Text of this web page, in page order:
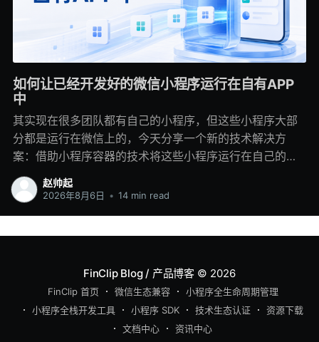
如何让已经开发好的微信小程序运行在自有APP
中
其实现在很多团队都有自己的小程序，但这些小程序大部
分都是运行在微信上的，今天分享一个新的技术解决方
案：借助小程序容器的技术将这些小程序运行在自己的
APP里。 特别是商城、预约、会员中心、业务查询，这些
服务可能已经在微信里跑了几年，页面和接口都比较成
后续维护也会多出两套工作。换成H5能少写一些界面，但
原有小程序的组件、路由、分包和生命周期很难原样搬过
来。更麻烦的是，微信小程序还要继续维护。一个需求改
动，可能要同时照顾微信、APP原生和H5，业务越多，重
赵帅起
2026年8月6日 • 14 min read
FinClip Blog / 产品博客© 2026
FinClip 首页 微信生态兼容
小程序全生命周期管理
小程序全栈开发工具
小程序 SDK 技术生态认证
资源下载
文档中心
资讯中心